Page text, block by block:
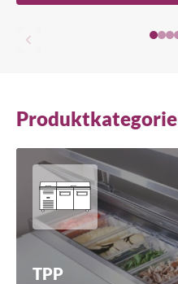
Produktkategorie
TPP